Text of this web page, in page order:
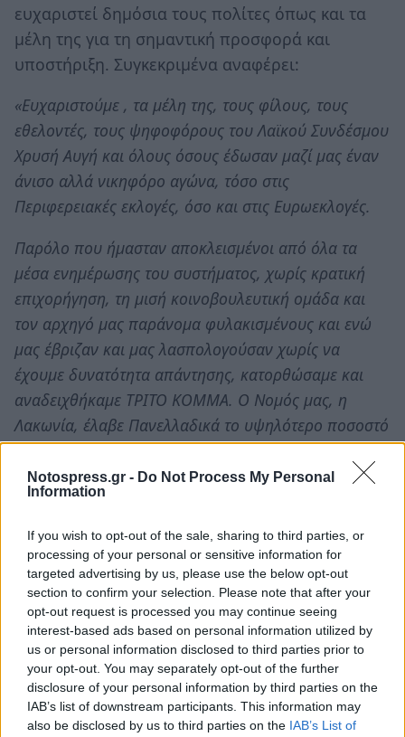
Notospress.gr - Do Not Process My Personal
Information
If you wish to opt-out of the sale, sharing to third parties, or
processing of your personal or sensitive information for
targeted advertising by us, please use the below opt-out
section to confirm your selection. Please note that after your
opt-out request is processed you may continue seeing
interest-based ads based on personal information utilized by
us or personal information disclosed to third parties prior to
your opt-out. You may separately opt-out of the further
disclosure of your personal information by third parties on the
IAB’s list of downstream participants. This information may
also be disclosed by us to third parties on the IAB’s List of
ευχαριστεί δημόσια τους πολίτες όπως και τα
μέλη της για τη σημαντική προσφορά και
υποστήριξη. Συγκεκριμένα αναφέρει:
«Ευχαριστούμε , τα μέλη της, τους φίλους, τους
εθελοντές, τους ψηφοφόρους του Λαϊκού Συνδέσμου
Χρυσή Αυγή και όλους όσους έδωσαν μαζί μας έναν
άνισο αλλά νικηφόρο αγώνα, τόσο στις
Περιφερειακές εκλογές, όσο και στις Ευρωεκλογές.
Παρόλο που ήμασταν αποκλεισμένοι από όλα τα
μέσα ενημέρωσης του συστήματος, χωρίς κρατική
επιχορήγηση, τη μισή κοινοβουλευτική ομάδα και
τον αρχηγό μας παράνομα φυλακισμένους και ενώ
μας έβριζαν και μας λασπολογούσαν χωρίς να
έχουμε δυνατότητα απάντησης, κατορθώσαμε και
αναδειχθήκαμε ΤΡΙΤΟ ΚΟΜΜΑ. Ο Νομός μας, η
Λακωνία, έλαβε Πανελλαδικά το υψηλότερο ποσοστό
(15,47%).
Η Τ.Ο. Μάνης θα είναι πάντα στο πλευρό του απλού
προβλήματα που θα κληθεί να αντιμετωπίσει η
Πατρίδα μας αλλά και ο καθένας από εμάς στο
προσεχές μέλλον. Γι' αυτό θα συνεχίσει ακάθεκτη τον
ηθικό και τίμιο αγώνα προβάλλοντας το πρόγραμμα
και τις θέσεις του Κινήματός μας».